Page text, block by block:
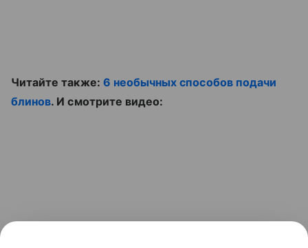
Читайте также: 6 необычных способов подачи
блинов. И смотрите видео: